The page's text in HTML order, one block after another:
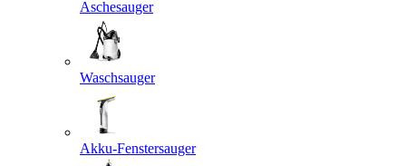
Aschesauger
Waschsauger
Akku-Fenstersauger